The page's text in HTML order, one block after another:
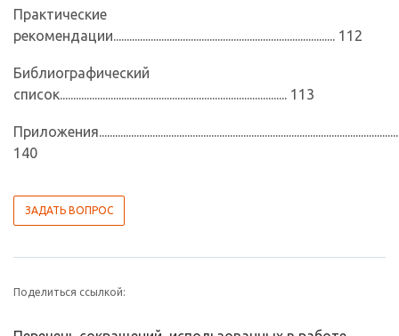
Практические
рекомендации................................................................................... 112
Библиографический
список..................................................................................... 113
140
ЗАДАТЬ ВОПРОС
Поделиться ссылкой: